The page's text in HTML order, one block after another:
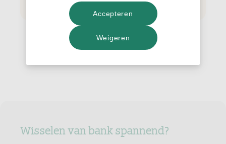
Wisselen van bank spannend?
Weigeren
Accepteren